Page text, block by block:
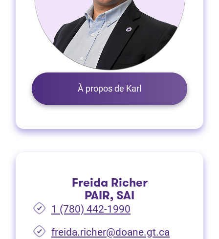
À propos de Karl
Freida Richer
PAIR, SAI
1 (780) 442-1990
freida.richer@doane.gt.ca